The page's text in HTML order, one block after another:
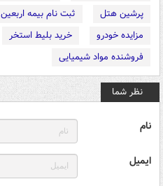
پرشین هتل
ثبت نام بیمه اربعین
مزایده خودرو
خرید بلیط استخر
فروشنده مواد شیمیایی
نظر شما
نام
ایمیل